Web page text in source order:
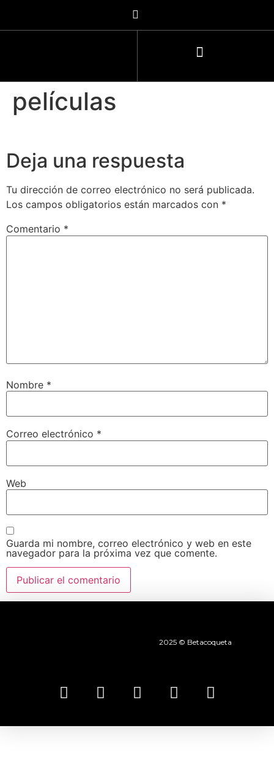
películas
Deja una respuesta
Tu dirección de correo electrónico no será publicada.
Los campos obligatorios están marcados con *
Comentario *
Nombre *
Correo electrónico *
Web
Guarda mi nombre, correo electrónico y web en este
navegador para la próxima vez que comente.
2025 © Betacoqueta